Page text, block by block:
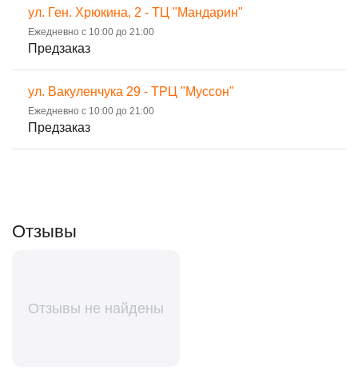
ул. Ген. Хрюкина, 2 - ТЦ "Мандарин"
Ежедневно с 10:00 до 21:00
Предзаказ
ул. Вакуленчука 29 - ТРЦ "Муссон"
Ежедневно с 10:00 до 21:00
Предзаказ
Отзывы
Отзывы не найдены